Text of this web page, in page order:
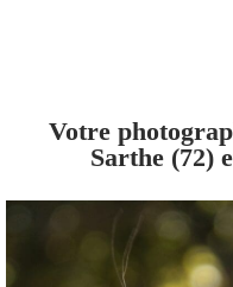
Votre
Sarthe (72)